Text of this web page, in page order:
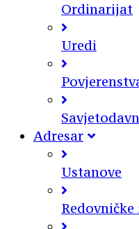
Ordinarijat
Uredi
Adresar
Ustanove
Redovničke